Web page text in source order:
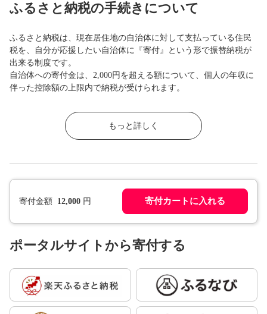
ふるさと納税の手続きについて
ふるさと納税は、現在居住地の自治体に対して支払っている住民
税を、自分が応援したい自治体に『寄付』という形で振替納税が
出来る制度です。
自治体への寄付金は、2,000円を超える額について、個人の年収に
伴った控除額の上限内で納税が受けられます。
もっと詳しく
寄付金額 12,000 円 寄付カートに入れる
ポータルサイトから寄付する